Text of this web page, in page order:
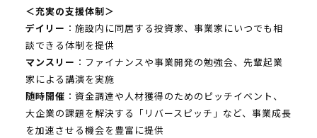
＜充実の支援体制＞
デイリー ：施設内に同居する投資家、事業家にいつでも相
談できる体制を提供
マンスリー ：ファイナンスや事業開発の勉強会、先輩起業
家による講演を実施
随時開催 ：資金調達や人材獲得のためのピッチイベント、
大企業の課題を解決する「リバースピッチ」など、事業成長
を加速させる機会を豊富に提供